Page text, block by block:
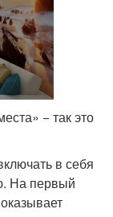
− так это
в себя
На первый